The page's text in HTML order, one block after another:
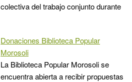
colectiva del trabajo conjunto durante
Donaciones Biblioteca Popular
Morosoli
La Biblioteca Popular Morosoli se
encuentra abierta a recibir propuestas